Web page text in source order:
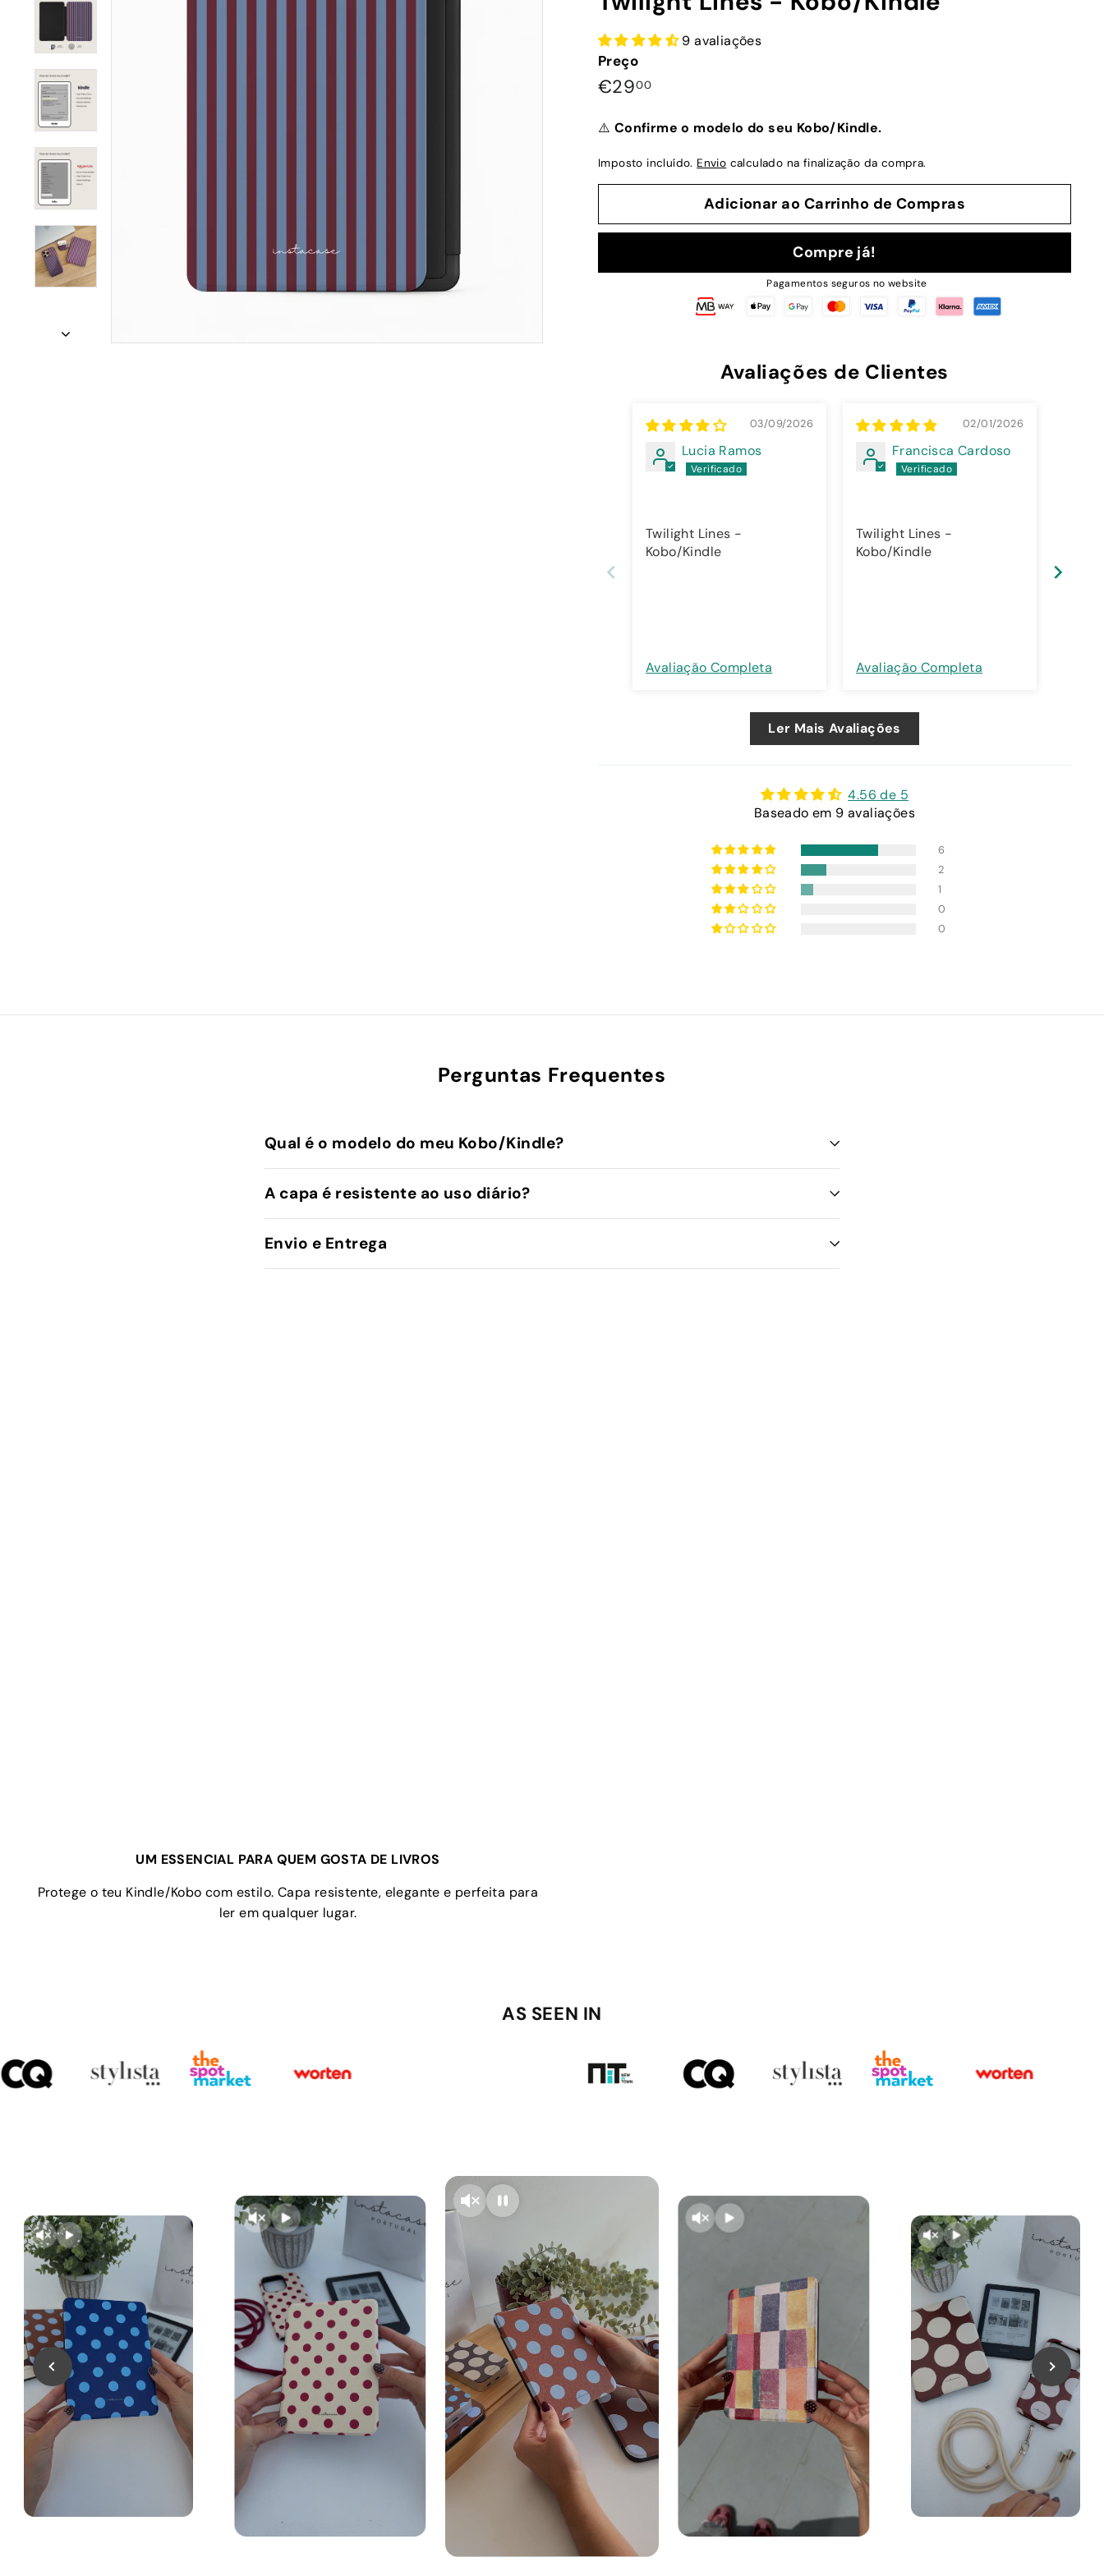
9 avaliações
Preço
Preço
€2900€29,00
⚠️ Confirme o modelo do seu Kobo/Kindle.
Imposto incluído. Envio calculado na finalização da compra.
Adicionar ao Carrinho de Compras
Compre já!
Pagamentos seguros no website
Avaliações de Clientes
03/09/2026
Lucia Ramos
Twilight Lines -
Kobo/Kindle
Avaliação Completa
02/01/2026
Francisca Cardoso
Twilight Lines -
Kobo/Kindle
Avaliação Completa
Ler Mais Avaliações
4.56 de 5
Baseado em 9 avaliações
6
2
1
0
0
Perguntas Frequentes
Qual é o modelo do meu Kobo/Kindle?
A capa é resistente ao uso diário?
Envio e Entrega
UM ESSENCIAL PARA QUEM GOSTA DE LIVROS
Protege o teu Kindle/Kobo com estilo. Capa resistente, elegante e perfeita para
ler em qualquer lugar.
AS SEEN IN